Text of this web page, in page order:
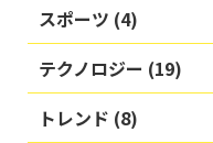
スポーツ (4)
テクノロジー (19)
トレンド (8)